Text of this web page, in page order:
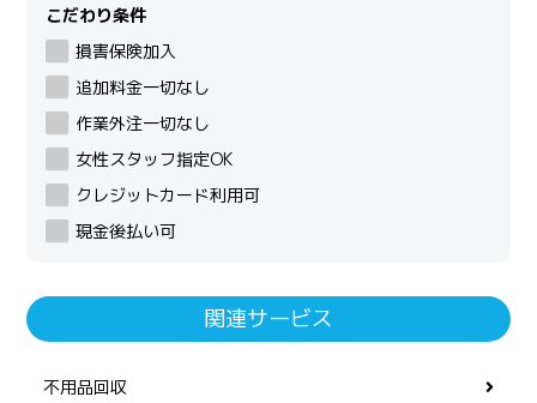
こだわり条件
損害保険加入
追加料金一切なし
作業外注一切なし
女性スタッフ指定OK
クレジットカード利用可
現金後払い可
関連サービス
不用品回収